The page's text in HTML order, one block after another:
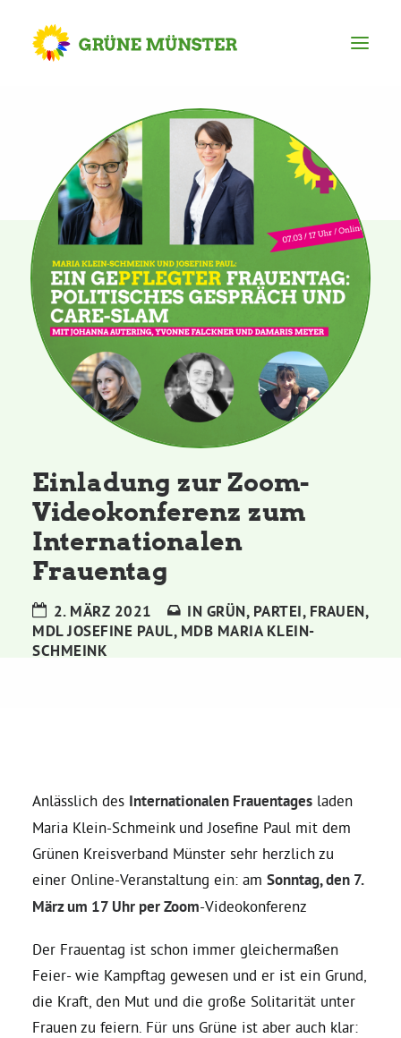
Partei
Kreisvorstand
Kreisgeschäftsstelle
Mitgliederversammlung
Ortsverbände
Kommissionen
Grünes Zentrum
Personen
Sylvia Rietenberg, MdB
Daniel Freund, MdEP
Delegierte
Grüne im Rathaus
Einladung zur Zoom-
Videokonferenz zum
Internationalen
Frauentag
2. MÄRZ 2021 IN GRÜN, PARTEI, FRAUEN,
MDL JOSEFINE PAUL, MDB MARIA KLEIN-
SCHMEINK
Anlässlich des Internationalen Frauentages laden
Maria Klein-Schmeink und Josefine Paul mit dem
Grünen Kreisverband Münster sehr herzlich zu
einer Online-Veranstaltung ein: am Sonntag, den 7.
März um 17 Uhr per Zoom-Videokonferenz
Der Frauentag ist schon immer gleichermaßen
Feier- wie Kampftag gewesen und er ist ein Grund,
die Kraft, den Mut und die große Solitarität unter
Frauen zu feiern. Für uns Grüne ist aber auch klar: